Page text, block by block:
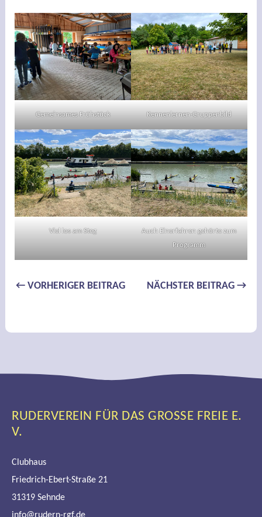
Gemeinsames Frühstück Kennenlernen-Gruppenbild
Viel los am Steg
Auch Einerfahren gehörte zum
Programm
Beitragsnavigation
←VORHERIGER BEITRAG NÄCHSTER BEITRAG →
RUDERVEREIN FÜR DAS GROSSE FREIE E. V
.
Clubhaus
Friedrich-Ebert-Straße 21
31319 Sehnde